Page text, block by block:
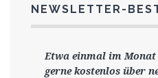
NEWSLETTER-
Etwa einmal im
gernekostenlos über